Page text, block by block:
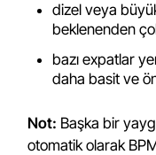
dizel veya
beklenenden
bazı expatlar
daha basit ve
Not: Başka bir
otomatik olarak